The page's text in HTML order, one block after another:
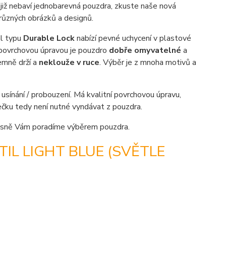
nebaví jednobarevná pouzdra, zkuste naše nová
obrázků a designů.
typu Durable Locknabízí pevné uchycení v plastové
úpravou je pouzdro dobře omyvatelné a
drží a neklouže v ruce. Výběr je z mnoha motivů a
/ probouzení. Má kvalitní povrchovou úpravu,
tedy není nutné vyndávat z pouzdra.
Vám poradíme výběrem pouzdra.
LIGHT BLUE (SVĚTLE